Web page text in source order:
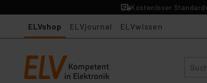
Kostenloser
ELVshop ELVjournal ELVwissen